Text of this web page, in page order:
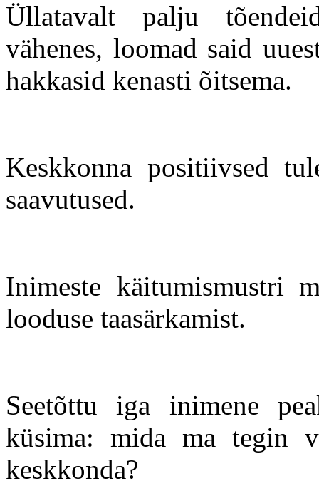
Üllatavalt palju
vähenes, loomad said
hakkasid kenasti õitsema.
Keskkonna positiivsed
saavutused.
Inimeste käitumismustri
looduse taasärkamist.
Seetõttu iga inimene
küsima: mida ma tegin
keskkonda?